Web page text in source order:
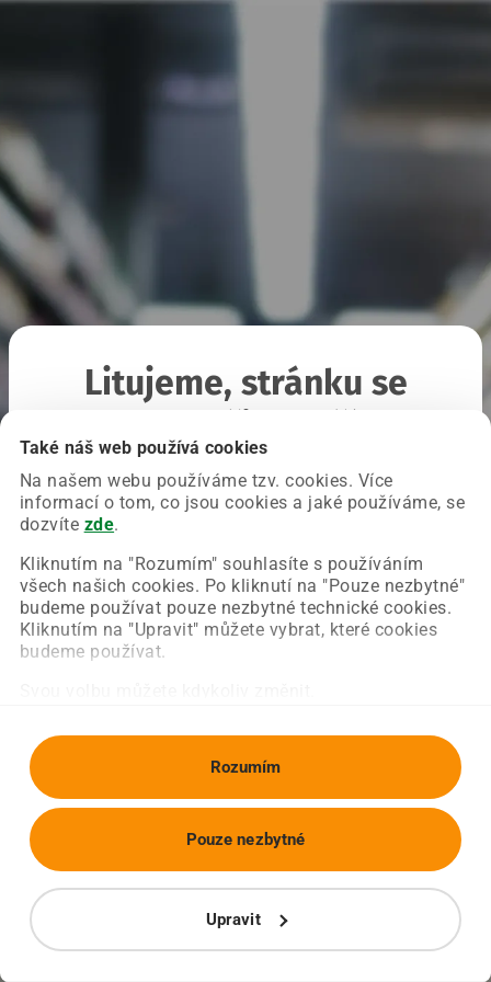
Také náš web používá cookies
Na našem webu používáme tzv. cookies. Více
informací o tom, co jsou cookies a jaké používáme, se
dozvíte zde.
Kliknutím na "Rozumím" souhlasíte s používáním
všech našich cookies. Po kliknutí na "Pouze nezbytné"
budeme používat pouze nezbytné technické cookies.
Kliknutím na "Upravit" můžete vybrat, které cookies
budeme používat.
Rozumím
Upravit
Pouze nezbytné
Litujeme, stránku se
Chyba nastala na naší straně a už ji opravujeme.
Zkuste prosím znovu načíst požadovanou stránku.
Obnovit stránku Úvodní strana